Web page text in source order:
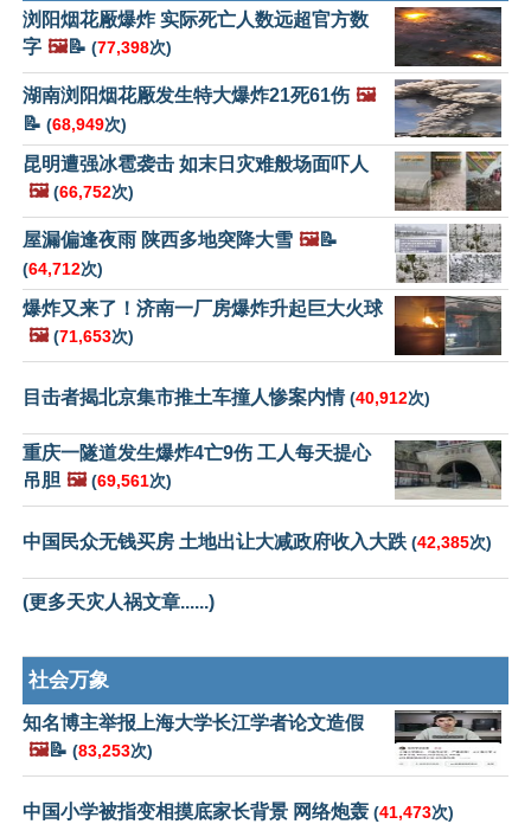
浏阳烟花厰爆炸 实际死亡人数远超官方数
字 🖼️📝 (77,398次)
湖南浏阳烟花厰发生特大爆炸21死61伤 🖼️
📝 (68,949次)
昆明遭强冰雹袭击 如末日灾难般场面吓人
🖼️ (66,752次)
屋漏偏逢夜雨 陕西多地突降大雪 🖼️📝
(64,712次)
爆炸又来了！济南一厂房爆炸升起巨大火球
🖼️ (71,653次)
目击者揭北京集市推土车撞人惨案内情(40,912次)
重庆一隧道发生爆炸4亡9伤 工人每天提心
吊胆 🖼️ (69,561次)
中国民众无钱买房 土地出让大减政府收入大跌 (42,385次)
(更多天灾人祸文章......)
社会万象
知名博主举报上海大学长江学者论文造假
🖼️📝 (83,253次)
中国小学被指变相摸底家长背景 网络炮轰 (41,473次)